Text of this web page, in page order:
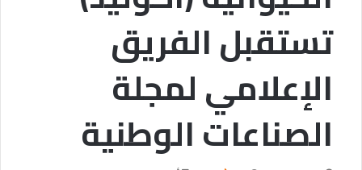
تستقبل الفريق
الإعلامي لمجلة
الصناعات الوطنية